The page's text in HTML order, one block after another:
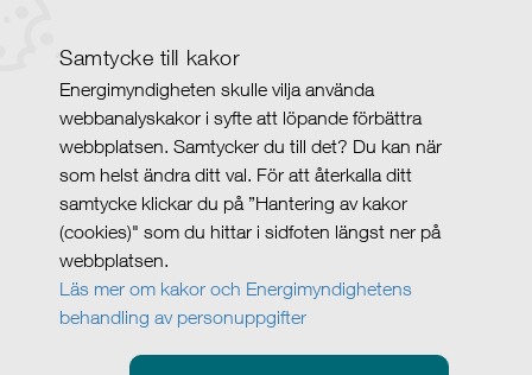
Samtycke till kakor
Energimyndigheten skulle vilja använda
webbanalyskakor i syfte att löpande förbättra
webbplatsen. Samtycker du till det? Du kan när
som helst ändra ditt val. För att återkalla ditt
samtycke klickar du på ”Hantering av kakor
(cookies)" som du hittar i sidfoten längst ner på
webbplatsen.
Läs mer om kakor och Energimyndighetens
behandling av personuppgifter